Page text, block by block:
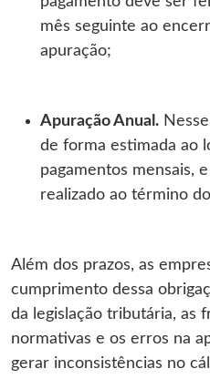
mês seguinte ao
apuração;
Apuração Anual.
de forma estimada ao
pagamentos mensais,
realizado ao término
Além dos prazos, as
cumprimento dessa
da legislação tributária, as
normativas e os erros na
gerar inconsistências no